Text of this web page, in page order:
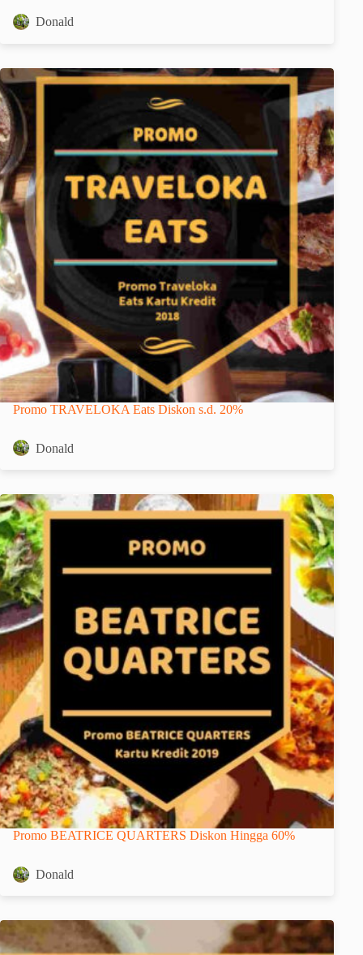
Donald
Promo TRAVELOKA Eats Diskon s.d. 20%
Donald
Promo BEATRICE QUARTERS Diskon Hingga 60%
Donald